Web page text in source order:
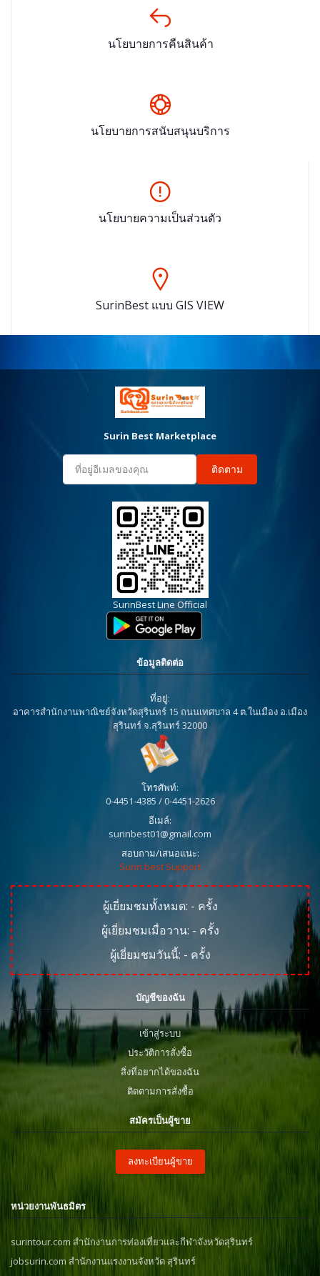
นโยบายการคืนสินค้า
นโยบายการสนับสนุนบริการ
นโยบายความเป็นส่วนตัว
SurinBest แบบ GIS VIEW
Surin Best Marketplace
ติดตาม
SurinBest Line Official
ข้อมูลติดต่อ
ที่อยู่:
อาคารสำนักงานพาณิชย์จังหวัดสุรินทร์ 15 ถนนเทศบาล 4 ต.ในเมือง อ.เมือง
สุรินทร์ จ.สุรินทร์ 32000
โทรศัพท์:
0-4451-4385 / 0-4451-2626
อีเมล์:
surinbest01@gmail.com
สอบถาม/เสนอแนะ:
Surin best Support
ผู้เยี่ยมชมทั้งหมด: - ครั้ง
ผู้เยี่ยมชมเมื่อวาน: - ครั้ง
ผู้เยี่ยมชมวันนี้: - ครั้ง
บัญชีของฉัน
เข้าสู่ระบบ
ประวัติการสั่งซื้อ
สิ่งที่อยากได้ของฉัน
ติดตามการสั่งซื้อ
สมัครเป็นผู้ขาย
ลงทะเบียนผู้ขาย
หน่วยงานพันธมิตร
surintour.com สำนักงานการท่องเที่ยวและกีฬาจังหวัดสุรินทร์
jobsurin.com สำนักงานแรงงานจังหวัด สุรินทร์